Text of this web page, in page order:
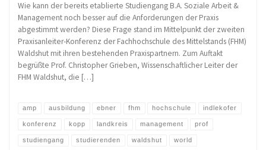
Wie kann der bereits etablierte Studiengang B.A. Soziale Arbeit &
Management noch besser auf die Anforderungen der Praxis
abgestimmt werden? Diese Frage stand im Mittelpunkt der zweiten
Praxisanleiter-Konferenz der Fachhochschule des Mittelstands (FHM)
Waldshut mit ihren bestehenden Praxispartnern. Zum Auftakt
begrüßte Prof. Christopher Grieben, Wissenschaftlicher Leiter der
FHM Waldshut, die […]
amp ausbildung ebner fhm hochschule indlekofer
konferenz kopp landkreis management prof
studiengang studierenden waldshut world